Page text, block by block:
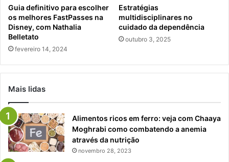
Guia definitivo para escolher
os melhores FastPasses na
Disney, com Nathalia
Belletato
fevereiro 14, 2024
Estratégias
multidisciplinares no
cuidado da dependência
outubro 3, 2025
Mais lidas
Alimentos ricos em ferro: veja com Chaaya
Moghrabi como combatendo a anemia
através da nutrição
novembro 28, 2023